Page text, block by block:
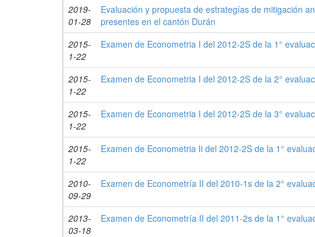
2019-
01-28
Evaluación y propuesta de estrategías de mitigación
presentes en el cantón Durán
2015-
1-22
Examen de Econometria I del 2012-2S de la 1°
2015-
1-22
Examen de Econometria I del 2012-2S de la 2°
2015-
1-22
Examen de Econometria I del 2012-2S de la 3°
2015-
1-22
Examen de Econometria Ii del 2012-2S de la 1°
2010-
09-29
Examen de Econometría II del 2010-1s de la 2°
2013-
03-18
Examen de Econometría II del 2011-2s de la 1°